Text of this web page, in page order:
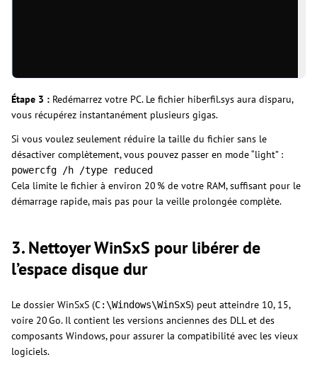
Étape 3 : Redémarrez votre PC. Le fichier hiberfil.sys aura disparu,
vous récupérez instantanément plusieurs gigas.
Si vous voulez seulement réduire la taille du fichier sans le
désactiver complètement, vous pouvez passer en mode “light” :
powercfg /h /type reduced
Cela limite le fichier à environ 20 % de votre RAM, suffisant pour le
démarrage rapide, mais pas pour la veille prolongée complète.
3. Nettoyer WinSxS pour libérer de
l’espace disque dur
Le dossier WinSxS (C:\Windows\WinSxS) peut atteindre 10, 15,
voire 20 Go. Il contient les versions anciennes des DLL et des
composants Windows, pour assurer la compatibilité avec les vieux
logiciels.